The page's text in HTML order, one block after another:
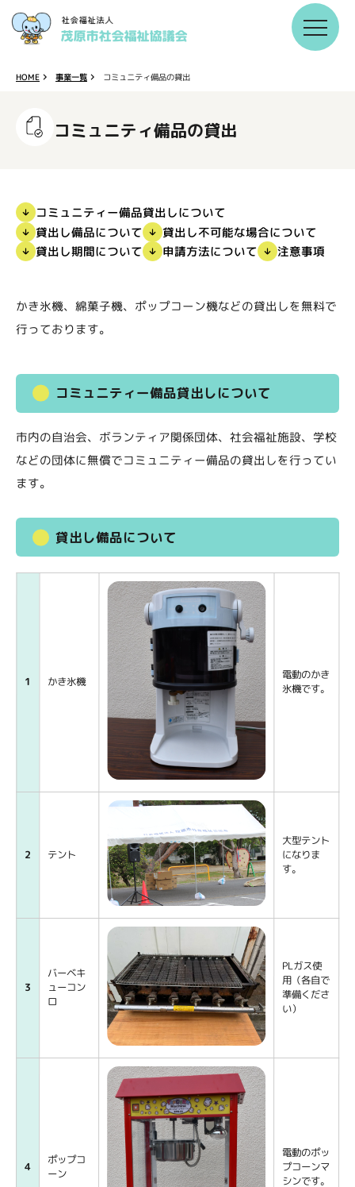
HOME 事業一覧 コミュニティ備品の貸出
コミュニティ備品の貸出
コミュニティー備品貸出しについて
貸出し備品について 貸出し不可能な場合について
貸出し期間について 申請方法について 注意事項
かき氷機、綿菓子機、ポップコーン機などの貸出しを無料で
行っております。
コミュニティー備品貸出しについて
市内の自治会、ボランティア関係団体、社会福祉施設、学校
などの団体に無償でコミュニティー備品の貸出しを行ってい
ます。
貸出し備品について
1 かき氷機
電動のかき
氷機です。
2 テント
大型テント
になりま
す。
3
バーベキ
ューコン
ロ
PLガス使
用（各自で
準備くださ
い）
4
ポップコ
ーン
電動のポッ
プコーンマ
シンです。